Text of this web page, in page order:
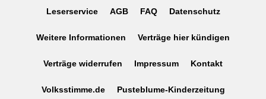
Leserservice AGB FAQ Datenschutz
Weitere Informationen Verträge hier kündigen
Verträge widerrufen Impressum Kontakt
Volksstimme.de Pusteblume-Kinderzeitung